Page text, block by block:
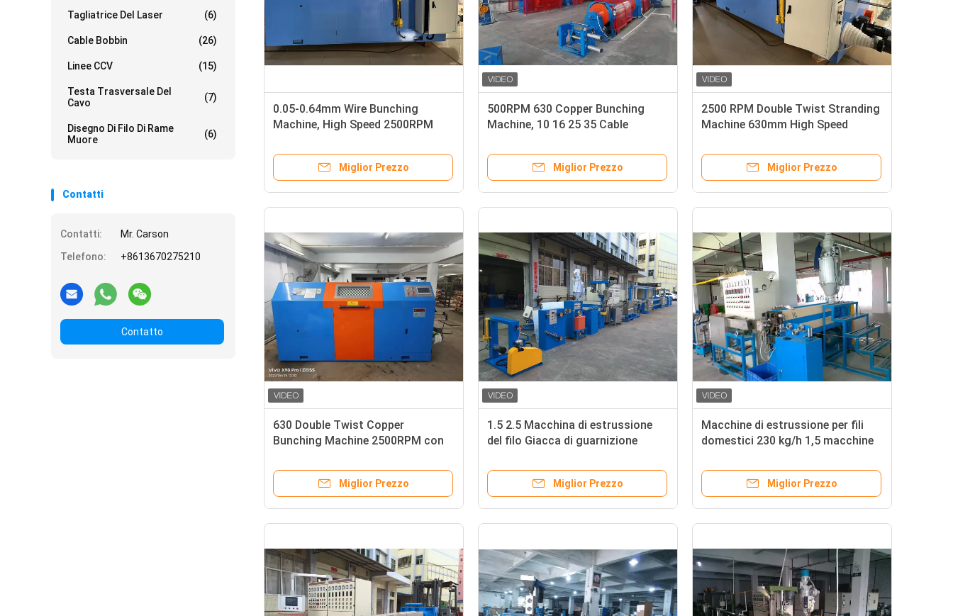
Tagliatrice Del Laser (6)
Cable Bobbin (26)
Linee CCV (15)
Testa Trasversale Del
Cavo
(7)
Disegno Di Filo Di Rame
Muore
(6)
Contatti
Contatti:
Mr. Carson
Telefono:
+8613670275210
Contatto
0.05-0.64mm Wire Bunching
Machine, High Speed 2500RPM
(Motore per la lavorazione del filo)
Miglior Prezzo
500RPM 630 Copper Bunching
Machine, 10 16 25 35 Cable
Miglior Prezzo
2500 RPM Double Twist Stranding
Machine 630mm High Speed
raggruppamento ad alta velocità)
Miglior Prezzo
630 Double Twist Copper
Bunching Machine 2500RPM con
Miglior Prezzo
1.5 2.5 Macchina di estrussione
del filo Giacca di guarnizione
cavi in PE PVC
Miglior Prezzo
Macchine di estrussione per fili
domestici 230 kg/h 1,5 macchine
Miglior Prezzo